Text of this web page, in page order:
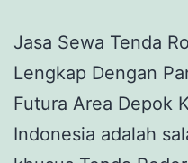
Jasa Sewa Tenda
Lengkap Dengan
Futura Area Depok
Indonesia adalah